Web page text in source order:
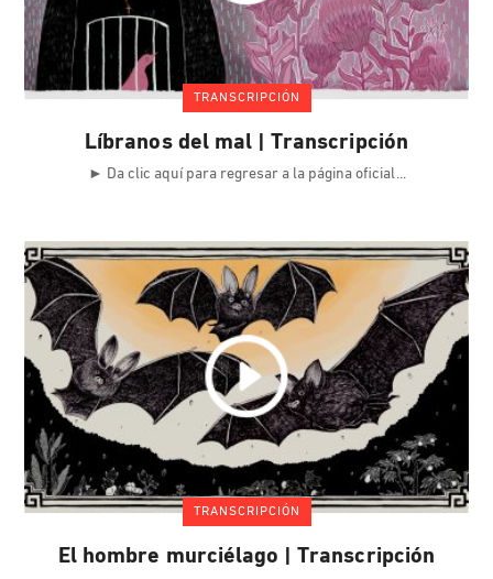
TRANSCRIPCIÓN
Líbranos del mal | Transcripción
► Da clic aquí para regresar a la página oficial
TRANSCRIPCIÓN
El hombre murciélago | Transcripción